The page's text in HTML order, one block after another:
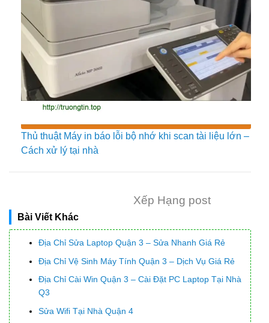
Thủ thuật Máy in báo lỗi bộ nhớ khi scan tài liệu lớn –
Cách xử lý tại nhà
Xếp Hạng post
Bài Viết Khác
Địa Chỉ Sửa Laptop Quận 3 – Sửa Nhanh Giá Rẻ
Địa Chỉ Vệ Sinh Máy Tính Quận 3 – Dịch Vụ Giá Rẻ
Địa Chỉ Cài Win Quận 3 – Cài Đặt PC Laptop Tại Nhà
Q3
Sửa Wifi Tại Nhà Quận 4